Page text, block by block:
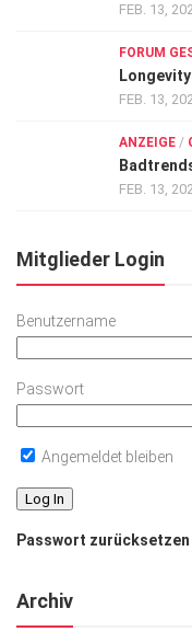
FEB. 13,
FORUM
FEB. 13,
ANZEIGE /
FEB. 13,
Mitglieder Login
Benutzername
Passwort
Angemeldet bleiben
Passwort zurücksetzen
Archiv